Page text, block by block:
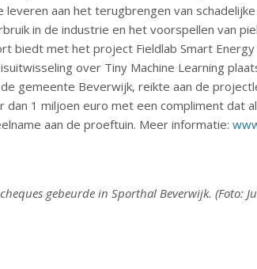
aan het terugbrengen van
in de industrie en het voorspellen van
biedt met het project Fieldlab Smart Energy
over Tiny Machine Learning
gemeente Beverwijk, reikte aan de
dan 1 miljoen euro met een compliment dat
aan de proeftuin. Meer informatie:
gebeurde in Sporthal Beverwijk. (Foto: